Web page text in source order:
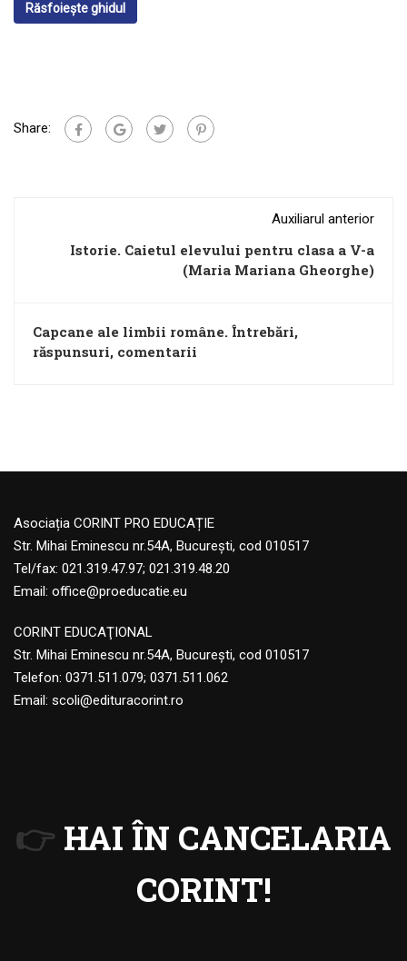
Răsfoiește ghidul
Share:
Auxiliarul anterior
Istorie. Caietul elevului pentru clasa a V-a
(Maria Mariana Gheorghe)
Capcane ale limbii române. Întrebări,
răspunsuri, comentarii
Asociația CORINT PRO EDUCAȚIE
Str. Mihai Eminescu nr.54A, București, cod 010517
Tel/fax: 021.319.47.97; 021.319.48.20
Email: office@proeducatie.eu
CORINT EDUCAŢIONAL
Str. Mihai Eminescu nr.54A, Bucureşti, cod 010517
Telefon: 0371.511.079; 0371.511.062
Email: scoli@edituracorint.ro
👉 HAI ÎN CANCELARIA
CORINT!